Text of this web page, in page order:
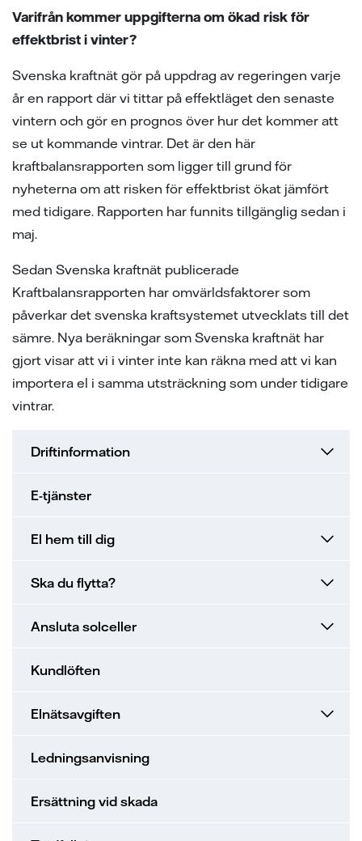
vid avtalstecknande
innan man
svar
svar
av våra ledningar
elprylar när det åskar
projekt
oss
svar
Varifrån kommer uppgifterna om ökad risk för
effektbrist i vinter?
Svenska kraftnät gör på uppdrag av regeringen varje
år en rapport där vi tittar på effektläget den senaste
vintern och gör en prognos över hur det kommer att
se ut kommande vintrar. Det är den här
kraftbalansrapporten som ligger till grund för
nyheterna om att risken för effektbrist ökat jämfört
med tidigare. Rapporten har funnits tillgänglig sedan i
maj.
Sedan Svenska kraftnät publicerade
Kraftbalansrapporten har omvärldsfaktorer som
påverkar det svenska kraftsystemet utvecklats till det
sämre. Nya beräkningar som Svenska kraftnät har
gjort visar att vi i vinter inte kan räkna med att vi kan
importera el i samma utsträckning som under tidigare
vintrar.
Driftinformation
E-tjänster
El hem till dig
Ska du flytta?
Ansluta solceller
Kundlöften
Elnätsavgiften
Ledningsanvisning
Ersättning vid skada